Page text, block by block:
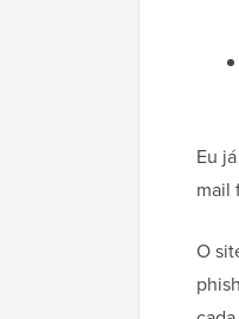
Eu
mail
O